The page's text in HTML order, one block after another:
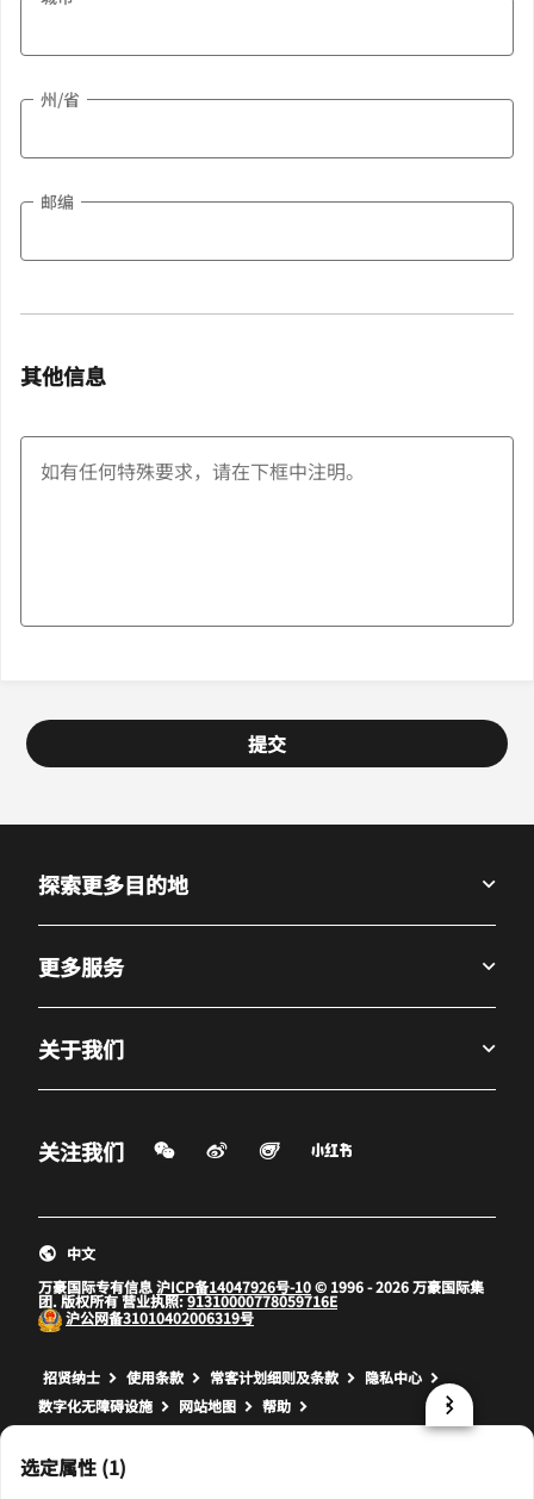
州/省
邮编
其他信息
提交
选定属性 (1)
探索更多目的地
更多服务
关于我们
关注我们 微信扫一扫
微博
打开新窗口
飞猪
打开新窗口打开新窗口
万豪国际专有信息沪ICP备14047926号-10© 1996 - 2026 万豪国际集
团. 版权所有 营业执照:91310000778059716E
沪公网备31010402006319号
中文
招贤纳士 打开新窗口
使用条款 打开新窗口
常客计划细则及条款 打开新窗口
隐私中心
数字化无障碍设施
网站地图 帮助
prod32,F5370E25-253C-53CA-B1A6-159746AEDCE3,NA